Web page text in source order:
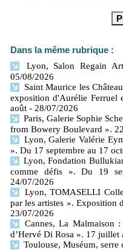
Dans la même rubrique :
Lyon, Salon Regain
05/08/2026
Saint Maurice les
exposition d'Aurélie Ferruel
août - 28/07/2026
Paris, Galerie Sophie
from Bowery Boulevard ».
Lyon, Galerie Valérie
». Du 17 septembre au 17
Lyon, Fondation
comme défis ». Du 19
24/07/2026
Lyon, TOMASELLI
par les artistes ».
23/07/2026
Cannes, La Malmaison
d’Hervé Di Rosa ». 17 juillet
Toulouse, Muséum, serre